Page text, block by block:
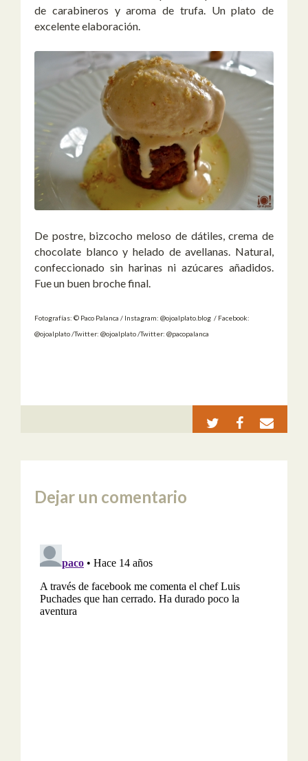
de carabineros y aroma de trufa. Un plato de
excelente elaboración.
De postre, bizcocho meloso de dátiles, crema de
chocolate blanco y helado de avellanas. Natural,
confeccionado sin harinas ni azúcares añadidos.
Fue un buen broche final.
Fotografías: © Paco Palanca / Instagram: @ojoalplato.blog / Facebook:
@ojoalplato /Twitter: @ojoalplato /Twitter: @pacopalanca
Dejar un comentario